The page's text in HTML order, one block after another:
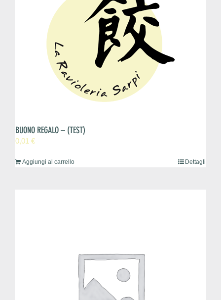
BUONO REGALO – (TEST)
0,01 €
Aggiungi al carrello Dettagli